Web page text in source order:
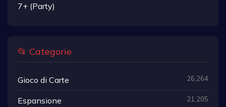
7+ (Party)
📂 Categorie
Gioco di Carte 26,264
Espansione 21,205